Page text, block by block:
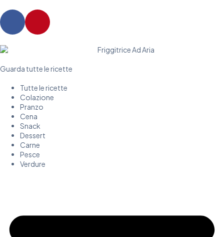
Guarda tutte le ricette
Tutte le ricette
Colazione
Pranzo
Cena
Snack
Dessert
Carne
Pesce
Verdure